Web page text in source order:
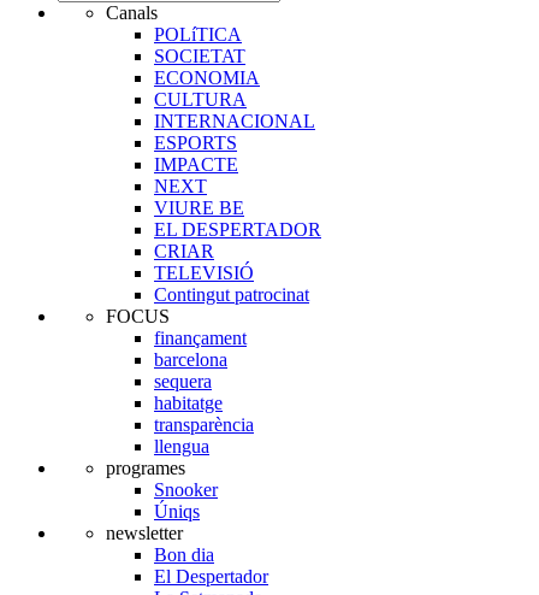
Canals
POLíTICA
SOCIETAT
ECONOMIA
CULTURA
INTERNACIONAL
ESPORTS
IMPACTE
NEXT
VIURE BE
EL DESPERTADOR
CRIAR
TELEVISIÓ
Contingut patrocinat
FOCUS
finançament
barcelona
sequera
habitatge
transparència
llengua
programes
Snooker
Úniqs
newsletter
Bon dia
El Despertador